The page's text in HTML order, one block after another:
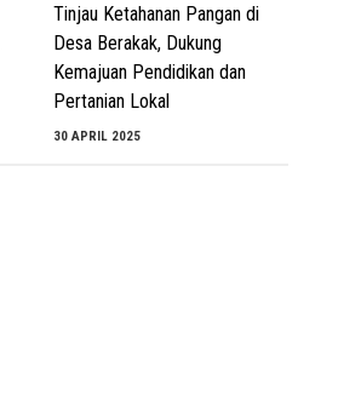
Tinjau Ketahanan Pangan di
Desa Berakak, Dukung
Kemajuan Pendidikan dan
Pertanian Lokal
30 APRIL 2025